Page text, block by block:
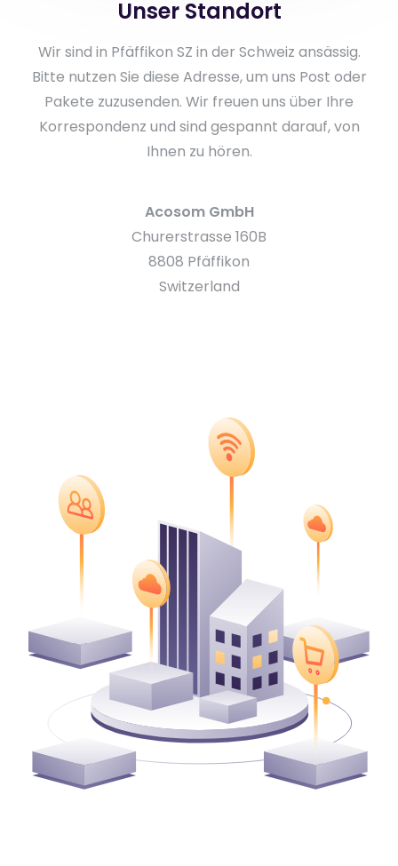
Unser Standort
Wir sind in Pfäffikon SZ in der Schweiz ansässig.
Bitte nutzen Sie diese Adresse, um uns Post oder
Pakete zuzusenden. Wir freuen uns über Ihre
Korrespondenz und sind gespannt darauf, von
Ihnen zu hören.
Acosom GmbH
Churerstrasse 160B
8808 Pfäffikon
Switzerland